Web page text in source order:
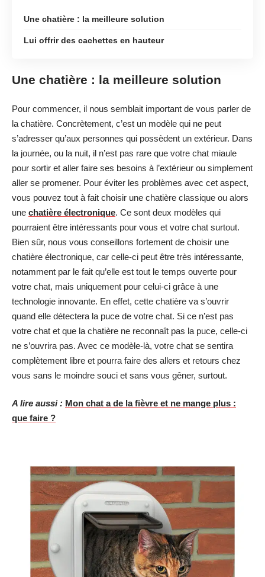
Une chatière : la meilleure solution
Lui offrir des cachettes en hauteur
Une chatière : la meilleure solution
Pour commencer, il nous semblait important de vous parler de
la chatière. Concrètement, c’est un modèle qui ne peut
s’adresser qu’aux personnes qui possèdent un extérieur. Dans
la journée, ou la nuit, il n’est pas rare que votre chat miaule
pour sortir et aller faire ses besoins à l’extérieur ou simplement
aller se promener. Pour éviter les problèmes avec cet aspect,
vous pouvez tout à fait choisir une chatière classique ou alors
une chatière électronique. Ce sont deux modèles qui
pourraient être intéressants pour vous et votre chat surtout.
Bien sûr, nous vous conseillons fortement de choisir une
chatière électronique, car celle-ci peut être très intéressante,
notamment par le fait qu’elle est tout le temps ouverte pour
votre chat, mais uniquement pour celui-ci grâce à une
technologie innovante. En effet, cette chatière va s’ouvrir
quand elle détectera la puce de votre chat. Si ce n’est pas
votre chat et que la chatière ne reconnaît pas la puce, celle-ci
ne s’ouvrira pas. Avec ce modèle-là, votre chat se sentira
complètement libre et pourra faire des allers et retours chez
vous sans le moindre souci et sans vous gêner, surtout.
A lire aussi : Mon chat a de la fièvre et ne mange plus :
que faire ?